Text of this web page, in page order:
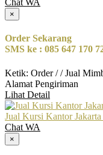
Chat WA
×
Order Sekarang
SMS ke : 085 647 170
Ketik: Order / / Jual
Alamat Pengiriman
Lihat Detail
Jual Kursi Kantor
Chat WA
×